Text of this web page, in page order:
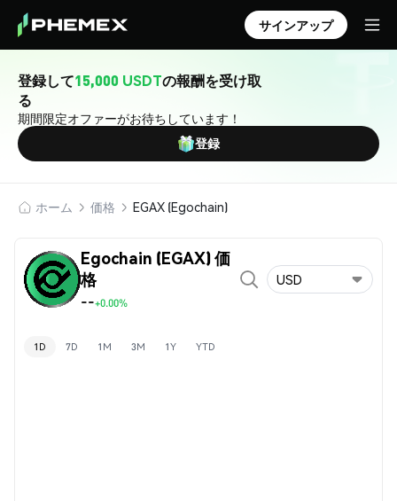
サインアップ
登録して15,000 USDTの報酬を受け取
る
期間限定オファーがお待ちしています！
登録
ホーム 価格 EGAX (Egochain)
Egochain (EGAX) 価
格
--+0.00%
USD
1D 7D 1M 3M 1Y YTD